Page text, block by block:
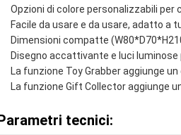
Opzioni di colore personalizzabili
Facile da usare e da usare, adatto a
Dimensioni compatte
Disegno accattivante e luci
La funzione Toy Grabber aggiunge
La funzione Gift Collector aggiunge
tecnici: